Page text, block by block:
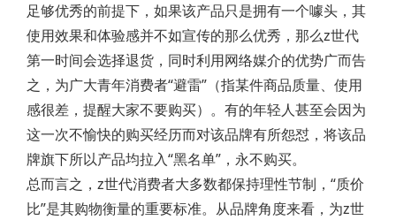
足够优秀的前提下，如果该产品只是拥有一个噱头，其
使用效果和体验感并不如宣传的那么优秀，那么z世代
第一时间会选择退货，同时利用网络媒介的优势广而告
之，为广大青年消费者“避雷”（指某件商品质量、使用
感很差，提醒大家不要购买）。有的年轻人甚至会因为
这一次不愉快的购买经历而对该品牌有所怨怼，将该品
牌旗下所以产品均拉入“黑名单”，永不购买。
总而言之，z世代消费者大多数都保持理性节制，“质价
比”是其购物衡量的重要标准。从品牌角度来看，为z世